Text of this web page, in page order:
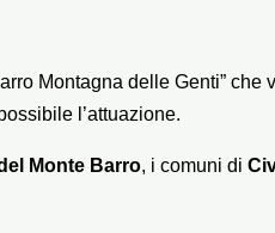
Montagna delle Genti” che
l’attuazione.
Monte Barro, i comuni di